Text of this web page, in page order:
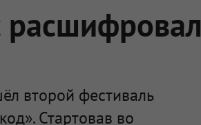
расшифровал
второй фестиваль
Стартовав во